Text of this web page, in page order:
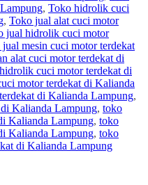
, Toko hidrolik cuci
, Toko jual alat cuci motor
jual hidrolik cuci motor
mesin cuci motor terdekat
alat cuci motor terdekat di
cuci motor terdekat di
motor terdekat di Kalianda
di Kalianda Lampung,
Kalianda Lampung, toko
Kalianda Lampung, toko
Kalianda Lampung, toko
di Kalianda Lampung